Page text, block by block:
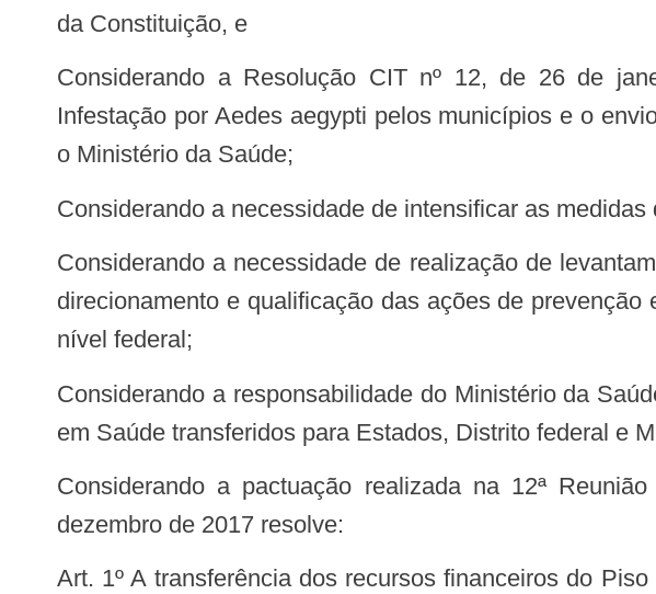
da Constituição, e
Considerando a Resolução CIT nº 12, de 26 de janeiro de 2017, que torna obrigatório o levantamento entomológico de
Infestação por Aedes aegypti pelos municípios e o
o Ministério da Saúde;
Considerando a necessidade de intensificar as
Considerando a necessidade de realização de levantamentos de índices de infestação para ser utilizado como ferramenta para
direcionamento e qualificação das ações de
nível federal;
Considerando a responsabilidade do Ministério da Saúde pelo monitoramento da utilização dos recursos do Bloco de Vigilância
em Saúde transferidos para Estados, Distrito federal e
Considerando a pactuação realizada na 12ª Reunião Extraordinária da Comissão Intergestores Tripartite – CIT, de 14 de
dezembro de 2017 resolve:
Art. 1º A transferência dos recursos financeiros do Piso Fixo de Vigilância em Saúde (PFVS) do Bloco de Vigilância em Saúde